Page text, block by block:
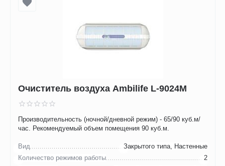
Очиститель воздуха Ambilife L-9024М
Производительность (ночной/дневной режим) - 65/90 куб.м/
час. Рекомендуемый объем помещения 90 куб.м.
Вид
Закрытого типа, Настенные
Количество режимов работы
2